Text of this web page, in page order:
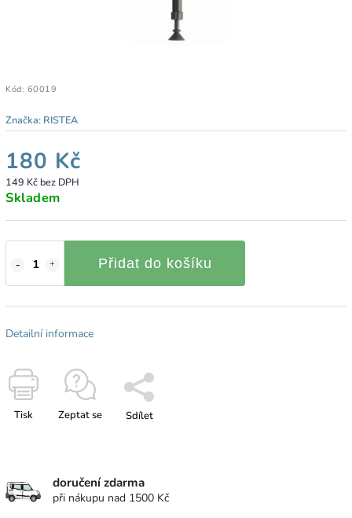
Kód: 60019
Značka: RISTEA
180 Kč
149 Kč bez DPH
Skladem
Přidat do košíku
Detailní informace
Tisk Zeptat se Sdílet
doručení zdarma
při nákupu nad 1500 Kč